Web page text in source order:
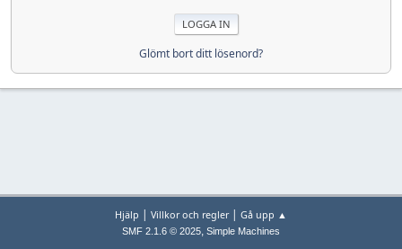
Glömt bort ditt lösenord?
Hjälp | Villkor och regler| Gå upp ▲
SMF 2.1.6 © 2025, Simple Machines